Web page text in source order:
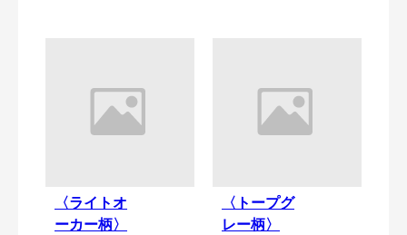
〈ライトオ
ーカー柄〉
〈トープグ
レー柄〉